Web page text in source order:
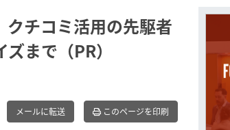
チコミ活用の先駆者
まで（PR）
メールに転送 このページを印刷